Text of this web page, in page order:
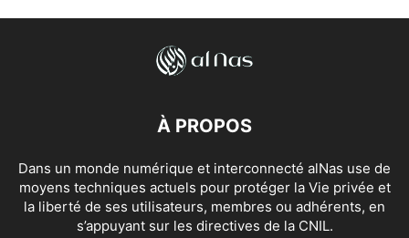
À PROPOS
Dans un monde numérique et interconnecté alNas use de
moyens techniques actuels pour protéger la Vie privée et
la liberté de ses utilisateurs, membres ou adhérents, en
s’appuyant sur les directives de la CNIL.